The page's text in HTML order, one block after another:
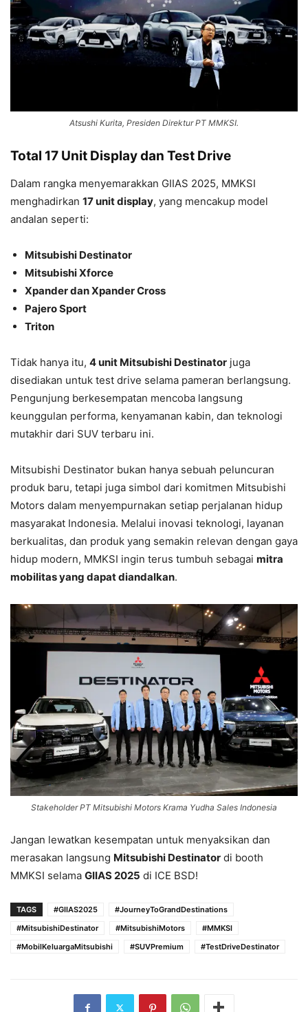
Atsushi Kurita, Presiden Direktur PT MMKSI.
Total 17 Unit Display dan Test Drive
Dalam rangka menyemarakkan GIIAS 2025, MMKSI
menghadirkan 17 unit display, yang mencakup model
andalan seperti:
Mitsubishi Destinator
Mitsubishi Xforce
Xpander dan Xpander Cross
Pajero Sport
Triton
Tidak hanya itu, 4 unit Mitsubishi Destinator juga
disediakan untuk test drive selama pameran berlangsung.
Pengunjung berkesempatan mencoba langsung
keunggulan performa, kenyamanan kabin, dan teknologi
mutakhir dari SUV terbaru ini.
Mitsubishi Destinator bukan hanya sebuah peluncuran
produk baru, tetapi juga simbol dari komitmen Mitsubishi
Motors dalam menyempurnakan setiap perjalanan hidup
masyarakat Indonesia. Melalui inovasi teknologi, layanan
berkualitas, dan produk yang semakin relevan dengan gaya
hidup modern, MMKSI ingin terus tumbuh sebagai mitra
mobilitas yang dapat diandalkan.
Stakeholder PT Mitsubishi Motors Krama Yudha Sales Indonesia
Jangan lewatkan kesempatan untuk menyaksikan dan
merasakan langsung Mitsubishi Destinator di booth
MMKSI selama GIIAS 2025 di ICE BSD!
TAGS #GIIAS2025
#JourneyToGrandDestinations
#MitsubishiDestinator
#MitsubishiMotors
#MMKSI
#MobilKeluargaMitsubishi
#SUVPremium #TestDriveDestinator